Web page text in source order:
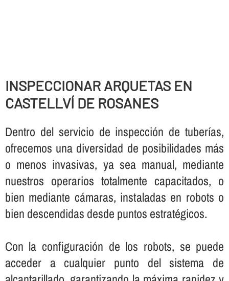
INSPECCIONAR ARQUETAS EN
CASTELLVÍ DE ROSANES
Dentro del servicio de inspección de tuberí­as,
ofrecemos una diversidad de posibilidades más
o menos invasivas, ya sea manual, mediante
nuestros operarios totalmente capacitados, o
bien mediante cámaras, instaladas en robots o
bien descendidas desde puntos estratégicos.
Con la configuración de los robots, se puede
acceder a cualquier punto del sistema de